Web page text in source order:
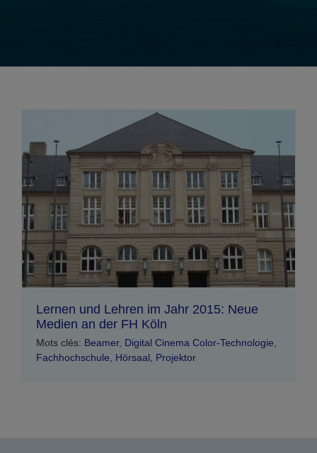
Lernen und Lehren im Jahr 2015: Neue
Medien an der FH Köln
Mots clés: Beamer, Digital Cinema Color-Technologie
Fachhochschule
Hörsaal Projektor